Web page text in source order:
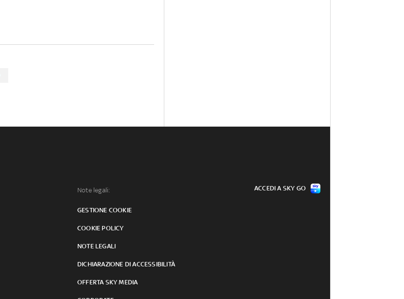
Note legali:
GESTIONE COOKIE
COOKIE POLICY
NOTE LEGALI
DICHIARAZIONE DI ACCESSIBILITÀ
OFFERTA SKY MEDIA
ACCEDI A SKY GO